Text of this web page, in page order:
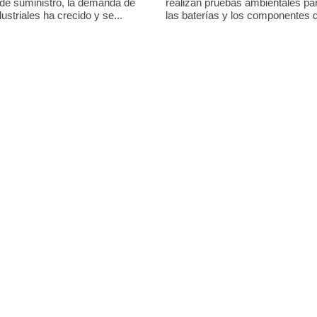
suministro, la demanda de
ha crecido y se...
realizan pruebas ambientales
las baterías y los componentes